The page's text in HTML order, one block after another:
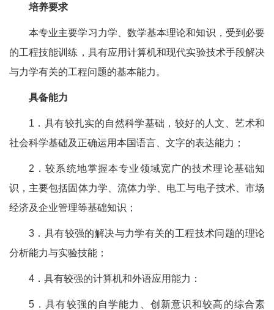
培养要求
本专业主要学习力学、数学基本理论和知识，受到必要
的工程技能训练，具有应用计算机和现代实验技术手段解决
与力学有关的工程问题的基本能力。
具备能力
1．具有较扎实的自然科学基础，较好的人文、艺术和
社会科学基础及正确运用本国语言、文字的表达能力；
2．较系统地掌握本专业领域宽广的技术理论基础知
识，主要包括固体力学、流体力学、电工与电子技术、市场
经济及企业管理等基础知识；
3．具有较强的解决与力学有关的工程技术问题的理论
分析能力与实验技能；
4．具有较强的计算机和外语应用能力：
5．具有较强的自学能力、创新意识和较高的综合素